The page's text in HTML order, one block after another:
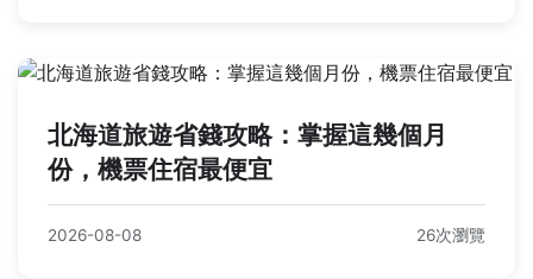
北海道旅遊省錢攻略：掌握這幾個月
份，機票住宿最便宜
2026-08-08 26次瀏覽